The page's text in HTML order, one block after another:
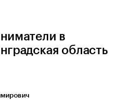
в
область